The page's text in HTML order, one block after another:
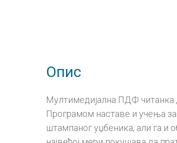
Опис
Мултимедијална ПДФ читанка
Програмом наставе и учења
штампаног уџбеника, али га и